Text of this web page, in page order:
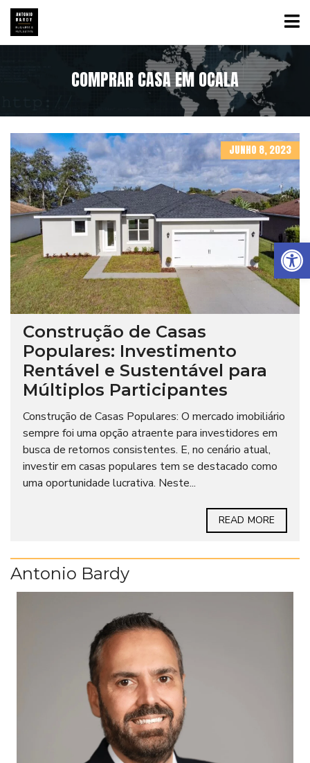
Abrir a barra de ferramentas
COMPRAR CASA EM OCALA
JUNHO 8, 2023
Construção de Casas
Populares: Investimento
Rentável e Sustentável para
Múltiplos Participantes
Construção de Casas Populares: O mercado imobiliário
sempre foi uma opção atraente para investidores em
busca de retornos consistentes. E, no cenário atual,
investir em casas populares tem se destacado como
uma oportunidade lucrativa. Neste...
READ MORE
Antonio Bardy